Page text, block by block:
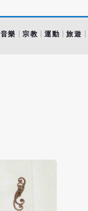
音樂 宗教 運動 旅遊